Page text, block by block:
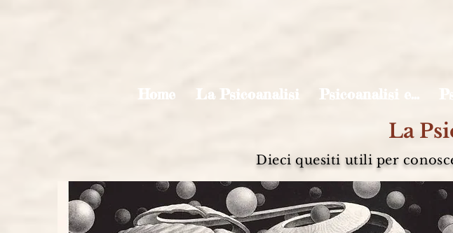
Home La Psicoanalisi Psicoanalisi e...
La
Dieci quesiti utili per